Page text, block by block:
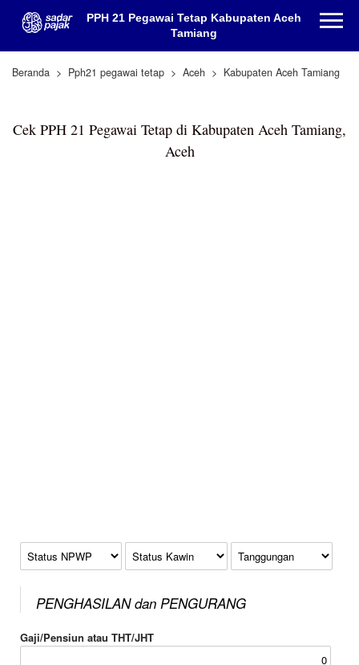
PPH 21 Pegawai Tetap Kabupaten Aceh
Tamiang
Beranda Pph21 pegawai tetap Aceh Kabupaten Aceh Tamiang
Cek PPH 21 Pegawai Tetap di Kabupaten Aceh Tamiang,
Aceh
Status NPWP Status Kawin Tanggungan
PENGHASILAN dan PENGURANG
Gaji/Pensiun atau THT/JHT